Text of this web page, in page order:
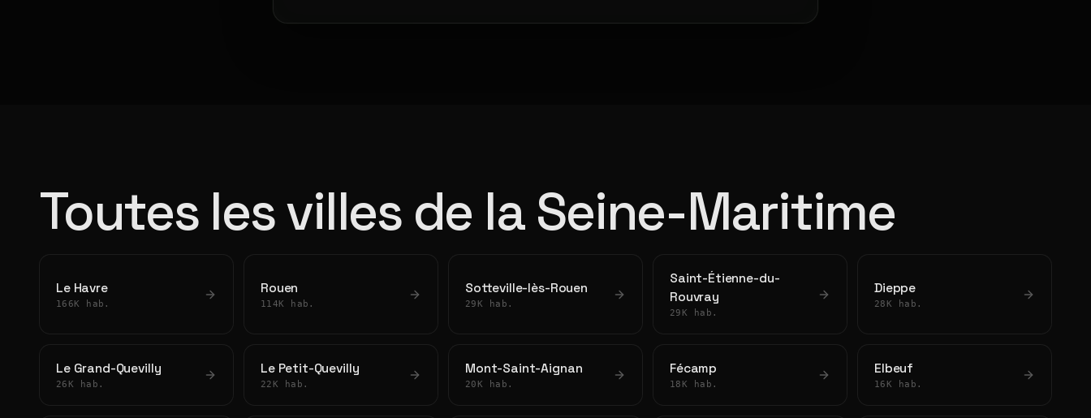
Toutes les villes de la Seine-Maritime
Le Havre
166K hab.
Rouen
114K hab.
Sotteville-lès-Rouen
29K hab.
Saint-Étienne-du-
Rouvray
29K hab.
Dieppe
28K hab.
Le Grand-Quevilly
26K hab.
Le Petit-Quevilly
22K hab.
Mont-Saint-Aignan
20K hab.
Fécamp
18K hab.
Elbeuf
16K hab.